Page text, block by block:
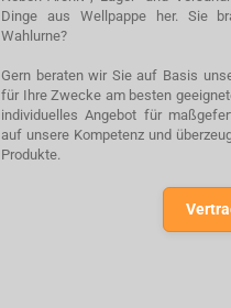
Dinge aus Wellpappe her. Sie
Wahlurne?
Gern beraten wir Sie auf Basis
für Ihre Zwecke am besten
individuelles Angebot für
auf unsere Kompetenz und
Produkte.